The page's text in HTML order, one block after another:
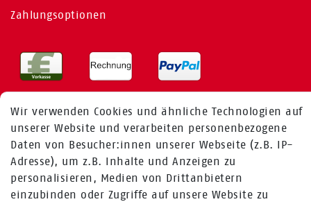
Wir verwenden Cookies und ähnliche Technologien auf
unserer Website und verarbeiten personenbezogene
Daten von Besucher:innen unserer Webseite (z.B. IP-
Adresse), um z.B. Inhalte und Anzeigen zu
personalisieren, Medien von Drittanbietern
einzubinden oder Zugriffe auf unsere Website zu
Zahlungsoptionen
MEHR ÜBER UNS